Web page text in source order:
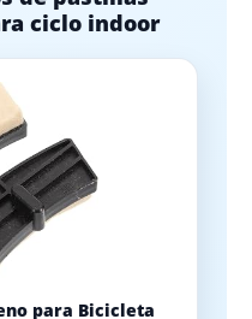
ciclo indoor
para Bicicleta